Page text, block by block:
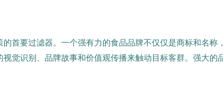
首要过滤器。一个强有力的食品品牌不仅仅是商标和名
觉识别、品牌故事和价值观传播来触动目标客群。强大